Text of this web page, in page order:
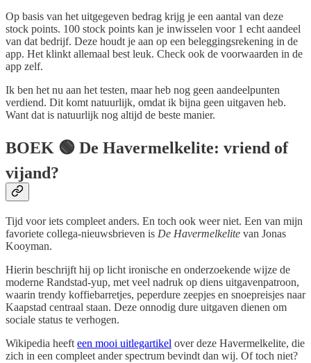
Op basis van het uitgegeven bedrag krijg je een aantal van deze
stock points. 100 stock points kan je inwisselen voor 1 echt aandeel
van dat bedrijf. Deze houdt je aan op een beleggingsrekening in de
app. Het klinkt allemaal best leuk. Check ook de voorwaarden in de
app zelf.
Ik ben het nu aan het testen, maar heb nog geen aandeelpunten
verdiend. Dit komt natuurlijk, omdat ik bijna geen uitgaven heb.
Want dat is natuurlijk nog altijd de beste manier.
BOEK 🟢 De Havermelkelite: vriend of
vijand?
Tijd voor iets compleet anders. En toch ook weer niet. Een van mijn
favoriete collega-nieuwsbrieven is De Havermelkelite van Jonas
Kooyman.
Hierin beschrijft hij op licht ironische en onderzoekende wijze de
moderne Randstad-yup, met veel nadruk op diens uitgavenpatroon,
waarin trendy koffiebarretjes, peperdure zeepjes en snoepreisjes naar
Kaapstad centraal staan. Deze onnodig dure uitgaven dienen om
sociale status te verhogen.
Wikipedia heeft een mooi uitlegartikel over deze Havermelkelite, die
zich in een compleet ander spectrum bevindt dan wij. Of toch niet?